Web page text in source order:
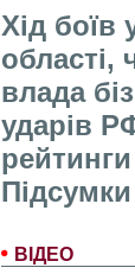
Хід боїв
влада
ударів
Підсумки
ВІДЕО